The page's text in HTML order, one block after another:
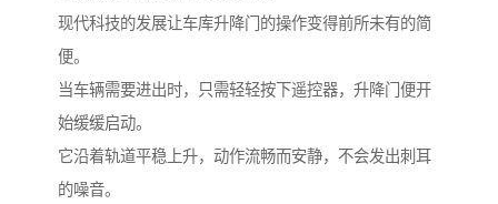
现代科技的发展让车库升降门的操作变得前所未有的简
便。
当车辆需要进出时，只需轻轻按下遥控器，升降门便开
始缓缓启动。
它沿着轨道平稳上升，动作流畅而安静，不会发出刺耳
的噪音。